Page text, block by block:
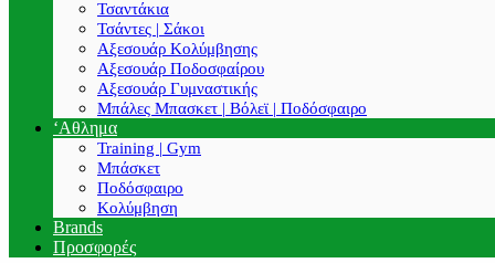
Τσαντάκια
Τσάντες | Σάκοι
Αξεσουάρ Κολύμβησης
Αξεσουάρ Ποδοσφαίρου
Αξεσουάρ Γυμναστικής
Μπάλες Μπασκετ | Βόλεϊ | Ποδόσφαιρο
‘Αθλημα
Training | Gym
Μπάσκετ
Ποδόσφαιρο
Κολύμβηση
Brands
Προσφορές